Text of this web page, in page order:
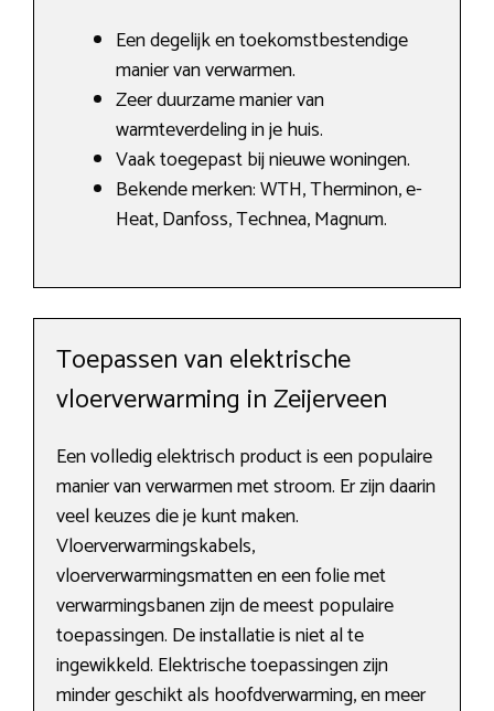
Een degelijk en toekomstbestendige
manier van verwarmen.
Zeer duurzame manier van
warmteverdeling in je huis.
Vaak toegepast bij nieuwe woningen.
Bekende merken: WTH, Therminon, e-
Heat, Danfoss, Technea, Magnum.
Toepassen van elektrische
vloerverwarming in Zeijerveen
Een volledig elektrisch product is een populaire
manier van verwarmen met stroom. Er zijn daarin
veel keuzes die je kunt maken.
Vloerverwarmingskabels,
vloerverwarmingsmatten en een folie met
verwarmingsbanen zijn de meest populaire
toepassingen. De installatie is niet al te
ingewikkeld. Elektrische toepassingen zijn
minder geschikt als hoofdverwarming, en meer